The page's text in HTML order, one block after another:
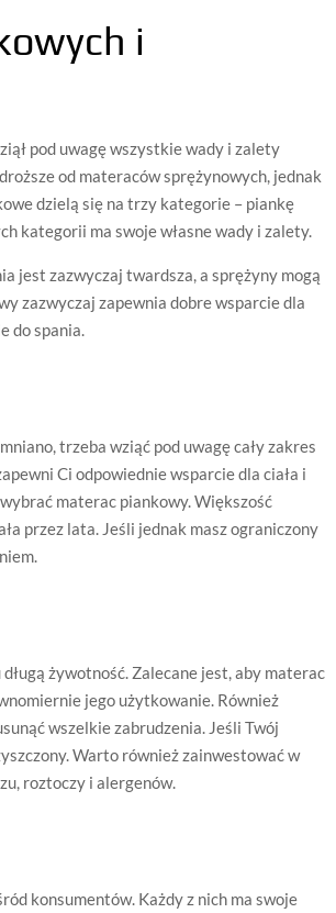
i
pod uwagę wszystkie wady i zalety
od materaców sprężynowych, jednak
dzielą się na trzy kategorie – piankę
kategorii ma swoje własne wady i zalety.
jest zazwyczaj twardsza, a sprężyny mogą
zazwyczaj zapewnia dobre wsparcie dla
do spania.
trzeba wziąć pod uwagę cały zakres
Ci odpowiednie wsparcie dla ciała i
materac piankowy. Większość
przez lata. Jeśli jednak masz ograniczony
żywotność. Zalecane jest, aby materac
jego użytkowanie. Również
wszelkie zabrudzenia. Jeśli Twój
Warto również zainwestować w
roztoczy i alergenów.
konsumentów. Każdy z nich ma swoje